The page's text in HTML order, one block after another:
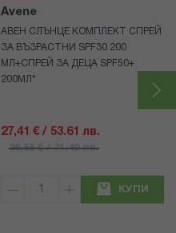
Avene
АВЕН СЛЪНЦЕ КОМПЛЕКТ СПРЕЙ
ЗА ВЪЗРАСТНИ SPF30 200
МЛ+СПРЕЙ ЗА ДЕЦА SPF50+
200МЛ*
27,41 € / 53.61 лв.
36,55 € / 71.49 лв.
КУПИ